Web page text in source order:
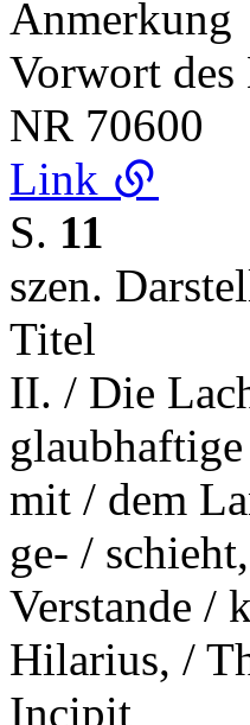
Anmerkung
Vorwort des
NR 70600
Link
S. 11
szen.
Titel
II. / Die
mit / dem
ge- /
Verstande /
Hilarius, /
Incipit